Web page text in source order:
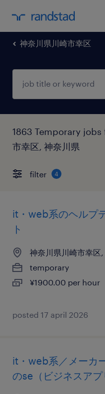
神奈川県川崎市幸区
1863 Temporary jobs
市幸区, 神奈川県
filter 4
it・web系のヘルプ
ト
神奈川県川崎市幸区
temporary
¥1900.00 per hour
posted 17 april 2026
it・web系／メーカ
のse（ビジネスアプ